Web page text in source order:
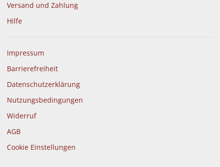
Versand und Zahlung
Hilfe
Impressum
Barrierefreiheit
Datenschutzerklärung
Nutzungsbedingungen
Widerruf
AGB
Cookie Einstellungen